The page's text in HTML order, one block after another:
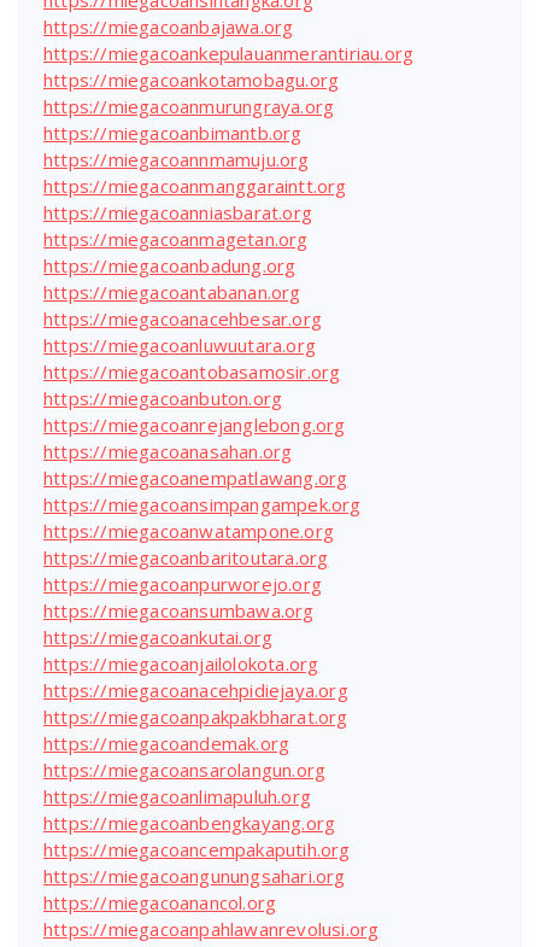
https://miegacoanbajawa.org
https://miegacoankepulauanmerantiriau.org
https://miegacoankotamobagu.org
https://miegacoanmurungraya.org
https://miegacoanbimantb.org
https://miegacoannmamuju.org
https://miegacoanmanggaraintt.org
https://miegacoanniasbarat.org
https://miegacoanmagetan.org
https://miegacoanbadung.org
https://miegacoantabanan.org
https://miegacoanacehbesar.org
https://miegacoanluwuutara.org
https://miegacoantobasamosir.org
https://miegacoanbuton.org
https://miegacoanrejanglebong.org
https://miegacoanasahan.org
https://miegacoanempatlawang.org
https://miegacoansimpangampek.org
https://miegacoanwatampone.org
https://miegacoanbaritoutara.org
https://miegacoanpurworejo.org
https://miegacoansumbawa.org
https://miegacoankutai.org
https://miegacoanjailolokota.org
https://miegacoanacehpidiejaya.org
https://miegacoanpakpakbharat.org
https://miegacoandemak.org
https://miegacoansarolangun.org
https://miegacoanlimapuluh.org
https://miegacoanbengkayang.org
https://miegacoancempakaputih.org
https://miegacoangunungsahari.org
https://miegacoanancol.org
https://miegacoanpahlawanrevolusi.org